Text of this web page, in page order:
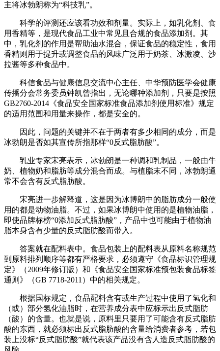
主将冰勃朗称为“科技乳”。
科学的评测还应该看功效和剂量。实际上，如乳化剂、食
用香精等，是现代食品工业中常见且合规的食品添加剂。其
中，乳化剂的作用是帮助油水混合，保证食品的稳定性，食用
香精则用于提升或调整食品的风味广泛用于奶茶、冰激凌、沙
拉酱等多种食品中。
科信食品与健康信息交流中心主任、中华预防医学会健康
传播分会常务委员钟凯曾指出，无论哪种添加剂，只要是按照
GB2760-2014《食品安全国家标准食品添加剂使用标准》规定
的适用范围和用量来操作，都是安全的。
因此，问题的关键并不在于两者有多少相同的成分，而是
冰勃朗是否如其宣传所指那样“0反式脂肪酸”。
乳业专家宋亮表示，冰勃朗是一种调和乳制品，一般由牛
奶、植物奶和脂肪等成分混合而成。与植脂末不同，冰勃朗通
常不会含有反式脂肪酸。
宋亮进一步解释道，这是因为冰博朗中的脂肪成分一般使
用的都是动物油脂。不过，如果冰博朗中使用的是植物油脂，
即使品牌标榜“0添加反式脂肪酸”，产品中也可能由于植物油
脂本身含有少量的反式脂肪酸而带入。
答案就在配料表中。食品包装上的配料表从原料名称规范
到原料排列顺序等都有严格要求，必须遵守《食品标识管理规
定》（2009年修订版）和《食品安全国家标准预包装食品标签
通则》（GB 7718-2011）中的相关规定。
根据国标规定，食品配料含有或生产过程中使用了氢化和
（或）部分氢化油脂时，在营养成分表中应标示出反式脂肪
（酸）的含量。也就是说，原料里只要用了可能含有反式脂肪
酸的东西，就必须标出反式脂肪酸的含量给消费者参考，若包
装上没标“反式脂肪酸”就代表该产品没有含人造反式脂肪酸的